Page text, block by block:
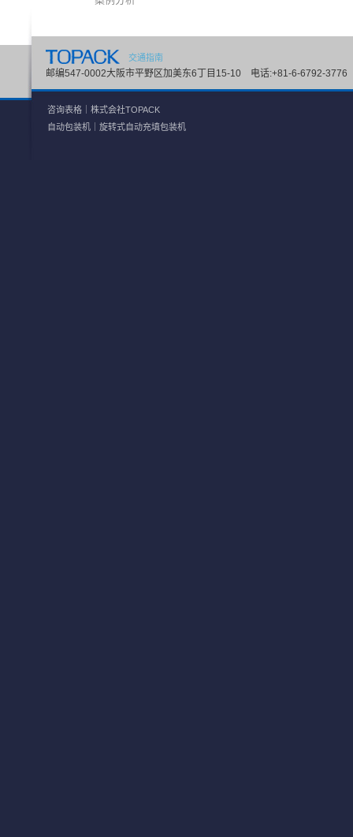
咨询表格｜株式会社TOPACK
自动包装机
旋转式自动充填包装机
交通指南
邮编547-0002大阪市平野区加美东6丁目15-10 电话:+81-6-6792-